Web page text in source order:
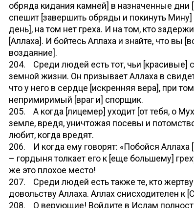
обряда кидания камней] в назначенные дни
спешит [завершить обряды и покинуть Мину]
день], на том нет греха. И на том, кто
[Аллаха]. И бойтесь Аллаха и знайте, что вы
воздаяние].
204. Среди людей есть тот, чьи [красивые]
земной жизни. Он призывает Аллаха в
что у него в сердце [искренняя вера], при
непримиримый [враг и] спорщик.
205. А когда [лицемер] уходит [от тебя, о
земле, вредя, уничтожая посевы и
любит, когда вредят.
206. И когда ему говорят: «Побойся
– гордыня толкает его к [еще большему]
же это плохое место!
207. Среди людей есть также те, кто
довольству Аллаха. Аллах снисходителен к
208. О верующие! Войдите в Ислам